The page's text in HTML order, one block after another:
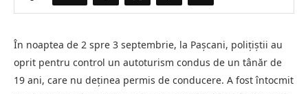
În noaptea de 2 spre 3 septembrie, la Pașcani, polițiștii au
oprit pentru control un autoturism condus de un tânăr de
19 ani, care nu deținea permis de conducere. A fost întocmit